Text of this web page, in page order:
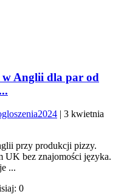
w Anglii dla par od
| 3 kwietnia
przy produkcji pizzy.
UK bez znajomości języka.
...
0